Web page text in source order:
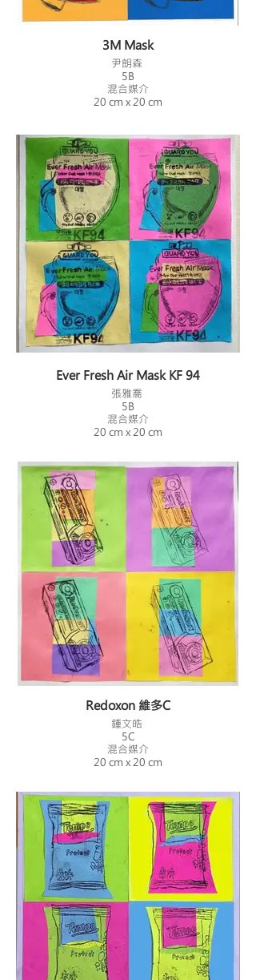
3M Mask
尹朗森
5B
混合媒介
20 cm x 20 cm
Ever Fresh Air Mask KF 94
張雅喬
5B
混合媒介
20 cm x 20 cm
Redoxon 維多C
鍾文皓
5C
混合媒介
20 cm x 20 cm